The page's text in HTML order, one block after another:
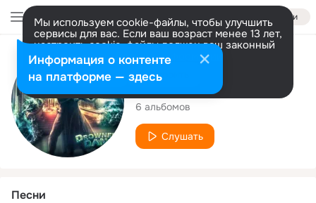
Войти
Мы используем cookie-файлы, чтобы улучшить
сервисы для вас. Если ваш возраст менее 13 лет,
настроить cookie-файлы должен ваш законный
представитель. Больше информации
Разрешить все Настроить
Исполнитель
Minority Sound
6 альбомов
Слушать
Песни
Информация о контенте
на платформе — здесь